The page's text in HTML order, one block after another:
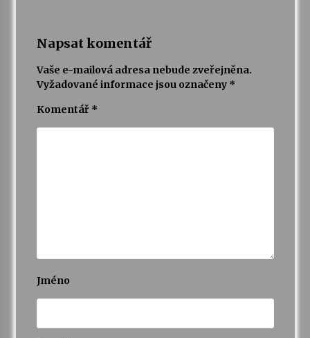
Napsat komentář
Vaše e-mailová adresa nebude zveřejněna.
Vyžadované informace jsou označeny *
Komentář *
Jméno